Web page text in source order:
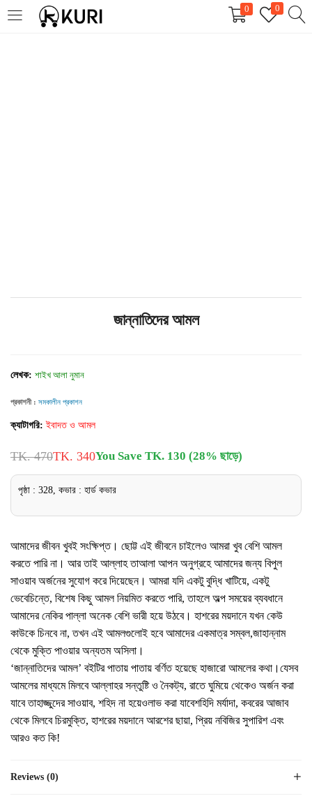
0
0
LOGIN
REGISTER
জান্নাতিদের আমল
লেখক: শাইখ আলা নুমান
প্রকাশনী : সমকালীন প্রকাশন
ক্যাটাগরি: ইবাদত ও আমল
TK. 470TK. 340You Save TK. 130 (28% ছাড়ে)
পৃষ্ঠা : 328, কভার : হার্ড কভার
আমাদের জীবন খুবই সংক্ষিপ্ত। ছোট্ট এই জীবনে চাইলেও আমরা খুব বেশি আমল
করতে পারি না। আর তাই আল্লাহ তাআলা আপন অনুগ্রহে আমাদের জন্য বিপুল
সাওয়াব অর্জনের সুযোগ করে দিয়েছেন। আমরা যদি একটু বুদ্ধি খাটিয়ে, একটু
ভেবেচিন্তে, বিশেষ কিছু আমল নিয়মিত করতে পারি, তাহলে অল্প সময়ের ব্যবধানে
আমাদের নেকির পাল্লা অনেক বেশি ভারী হয়ে উঠবে। হাশরের ময়দানে যখন কেউ
কাউকে চিনবে না, তখন এই আমলগুলোই হবে আমাদের একমাত্র সম্বল,জাহান্নাম
থেকে মুক্তি পাওয়ার অন্যতম অসিলা।
‘জান্নাতিদের আমল’ বইটির পাতায় পাতায় বর্ণিত হয়েছে হাজারো আমলের কথা।যেসব
আমলের মাধ্যমে মিলবে আল্লাহর সন্তুষ্টি ও নৈকট্য, রাতে ঘুমিয়ে থেকেও অর্জন করা
যাবে তাহাজ্জুদের সাওয়াব, শহিদ না হয়েওলাভ করা যাবেশহিদি মর্যাদা, কবরের আজাব
থেকে মিলবে চিরমুক্তি, হাশরের ময়দানে আরশের ছায়া, প্রিয় নবিজির সুপারিশ এবং
আরও কত কি!
Reviews (0)